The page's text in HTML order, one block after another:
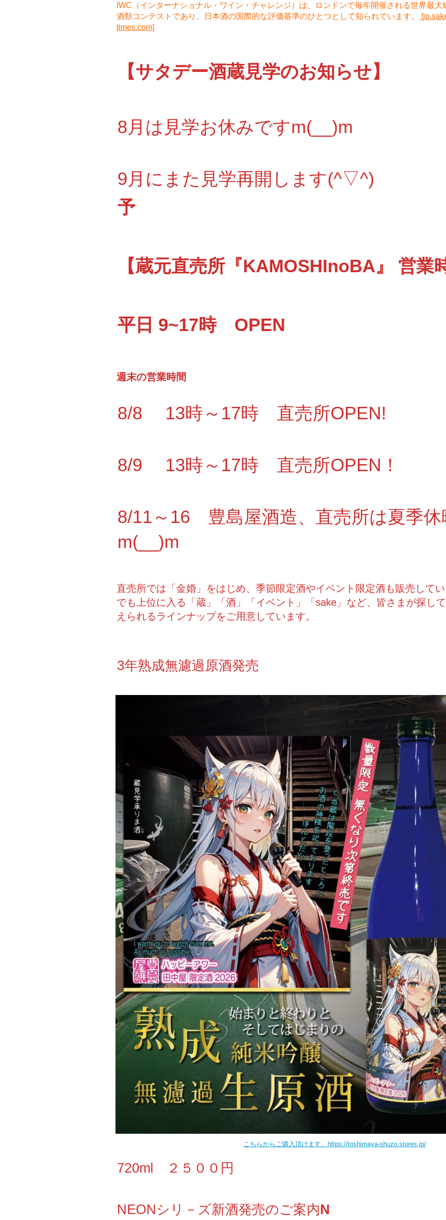
IWC（インターナショナル・ワイン・チャレンジ）は、ロンドンで毎年開催される世界最大
酒類コンテストであり、日本酒の国際的な評価基準のひとつとして知られています。
times.com]
【サタデー酒蔵見学のお知らせ】
8月は見学お休みですm(__)m
9月にまた見学再開します(^▽^)
予
【蔵元直売所『KAMOSHInoBA』 営業
平日 9~17時 OPEN
週末の営業時間
8/8 13時～17時 直売所OPEN!
8/9 13時～17時 直売所OPEN！
8/11～16 豊島屋酒造、直売所は夏季休
m(__)m
直売所では「金婚」をはじめ、季節限定酒やイベント限定酒も販売して
でも上位に入る「蔵」「酒」「イベント」「sake」など、皆さまが探し
えられるラインナップをご用意しています。
3年熟成無濾過原酒発売
こちらからご購入頂けます。https://toshimaya-shuzo.stores.jp/
720ml ２５００円
NEONシリ－ズ新酒発売のご案内N